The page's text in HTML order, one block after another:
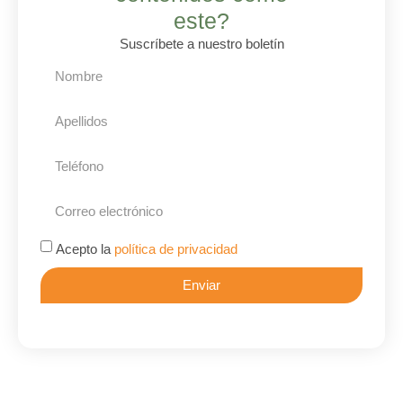
este?
Suscríbete a nuestro boletín
Acepto la política de privacidad
Enviar